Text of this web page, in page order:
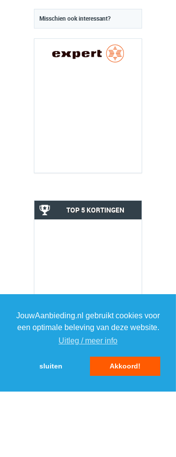
JouwAanbieding.nl gebruikt cookies voor
een optimale beleving van deze website.
Uitleg / meer info
sluiten Akkoord!
Misschien ook interessant?
TOP 5 KORTINGEN